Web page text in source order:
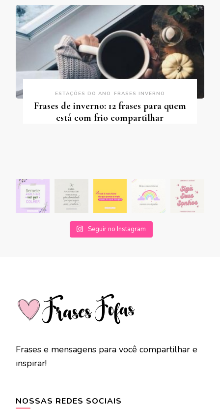
ESTAÇÕES DO ANO FRASES INVERNO
Frases de inverno: 12 frases para quem
está com frio compartilhar
Seguir no Instagram
Frases e mensagens para você compartilhar e
inspirar!
NOSSAS REDES SOCIAIS